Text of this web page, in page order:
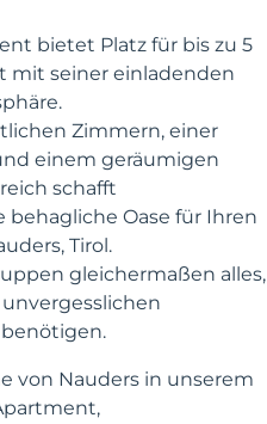
bietet Platz für bis zu 5
mit seiner einladenden
Zimmern, einer
einem geräumigen
schafft
Oase für Ihren
Tirol.
gleichermaßen alles,
von Nauders in unserem